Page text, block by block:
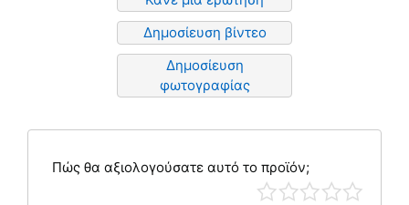
Δημοσίευση βίντεο
Δημοσίευση
φωτογραφίας
Πώς θα αξιολογούσατε αυτό το προϊόν;